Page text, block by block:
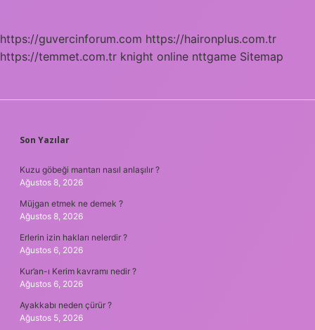
https://guvercinforum.com https://haironplus.com.tr
https://temmet.com.tr knight online nttgame Sitemap
SIDEBAR
Son Yazılar
Kuzu göbeği mantarı nasıl anlaşılır ?
Ağustos 8, 2026
Müjgan etmek ne demek ?
Ağustos 8, 2026
Erlerin izin hakları nelerdir ?
Ağustos 6, 2026
Kur’an-ı Kerim kavramı nedir ?
Ağustos 6, 2026
Ayakkabı neden çürür ?
Ağustos 5, 2026